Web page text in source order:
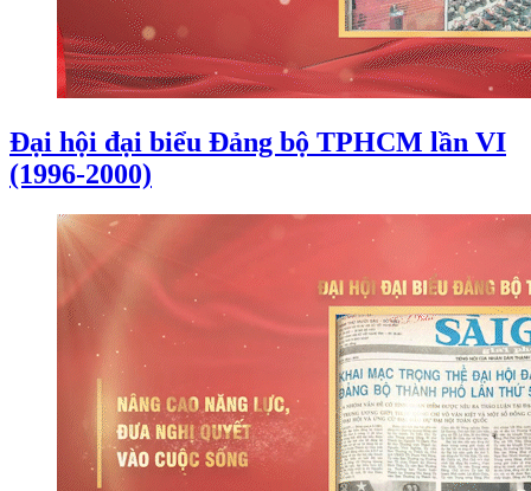
Đại hội đại biểu Đảng bộ TPHCM lần VI
(1996-2000)